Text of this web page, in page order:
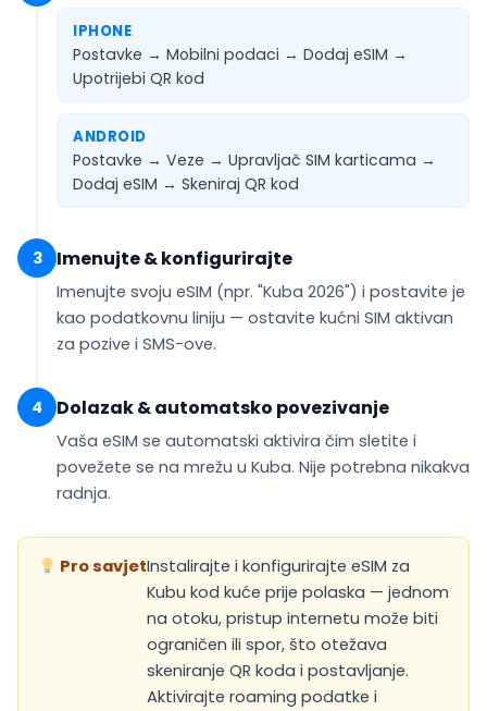
IPHONE
Postavke → Mobilni podaci → Dodaj eSIM →
Upotrijebi QR kod
ANDROID
Postavke → Veze → Upravljač SIM karticama →
Dodaj eSIM → Skeniraj QR kod
3 Imenujte & konfigurirajte
Imenujte svoju eSIM (npr. "Kuba 2026") i postavite je
kao podatkovnu liniju — ostavite kućni SIM aktivan
za pozive i SMS-ove.
4 Dolazak & automatsko povezivanje
Vaša eSIM se automatski aktivira čim sletite i
povežete se na mrežu u Kuba. Nije potrebna nikakva
radnja.
Pro savjetInstalirajte i konfigurirajte eSIM za
Kubu kod kuće prije polaska — jednom
na otoku, pristup internetu može biti
ograničen ili spor, što otežava
skeniranje QR koda i postavljanje.
Aktivirajte roaming podatke i